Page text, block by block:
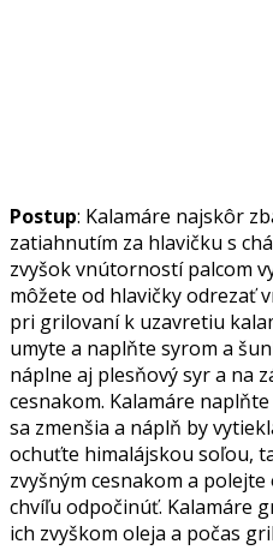
Postup: Kalamáre najskôr
zatiahnutím za hlavičku s
zvyšok vnútorností palcom
môžete od hlavičky odrezať
pri grilovaní k uzavretiu
umyte a naplňte syrom a
náplne aj plesňový syr a na
cesnakom. Kalamáre
sa zmenšia a náplň by
ochuťte himalájskou soľou,
zvyšným cesnakom a
chvíľu odpočinúť. Kalamáre
ich zvyškom oleja a počas